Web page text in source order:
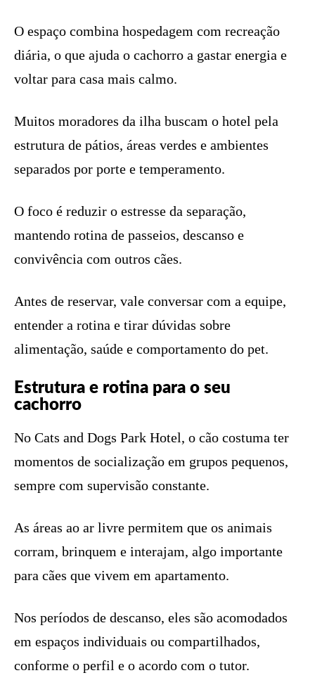
O espaço combina hospedagem com recreação
diária, o que ajuda o cachorro a gastar energia e
voltar para casa mais calmo.
Muitos moradores da ilha buscam o hotel pela
estrutura de pátios, áreas verdes e ambientes
separados por porte e temperamento.
O foco é reduzir o estresse da separação,
mantendo rotina de passeios, descanso e
convivência com outros cães.
Antes de reservar, vale conversar com a equipe,
entender a rotina e tirar dúvidas sobre
alimentação, saúde e comportamento do pet.
Estrutura e rotina para o seu
cachorro
No Cats and Dogs Park Hotel, o cão costuma ter
momentos de socialização em grupos pequenos,
sempre com supervisão constante.
As áreas ao ar livre permitem que os animais
corram, brinquem e interajam, algo importante
para cães que vivem em apartamento.
Nos períodos de descanso, eles são acomodados
em espaços individuais ou compartilhados,
conforme o perfil e o acordo com o tutor.